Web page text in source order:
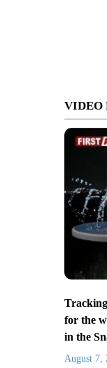
VIDEO
for the
in the
August 7,